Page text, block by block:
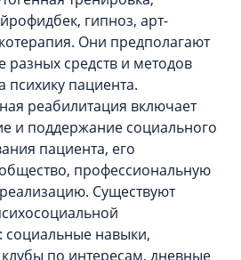
гипноз, арт-
Они предполагают
разных средств и методов
психику пациента.
реабилитация включает
и поддержание социального
пациента, его
профессиональную
Существуют
социальные навыки,
по интересам, дневные